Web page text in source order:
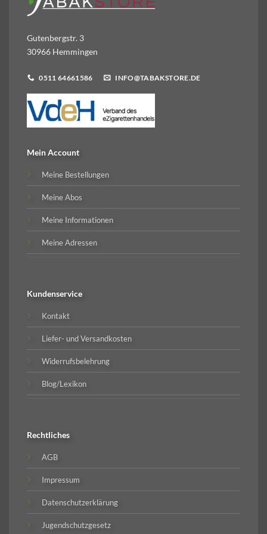
Gutenbergstr. 3
30966 Hemmingen
0511 64661586 INFO@TABAKSTORE.DE
Mein Account
Meine Bestellungen
Meine Abos
Meine Informationen
Meine Adressen
Kundenservice
Kontakt
Liefer- und Versandkosten
Widerrufsbelehrung
Blog/Lexikon
Rechtliches
AGB
Impressum
Datenschutzerklärung
Jugendschutzgesetz